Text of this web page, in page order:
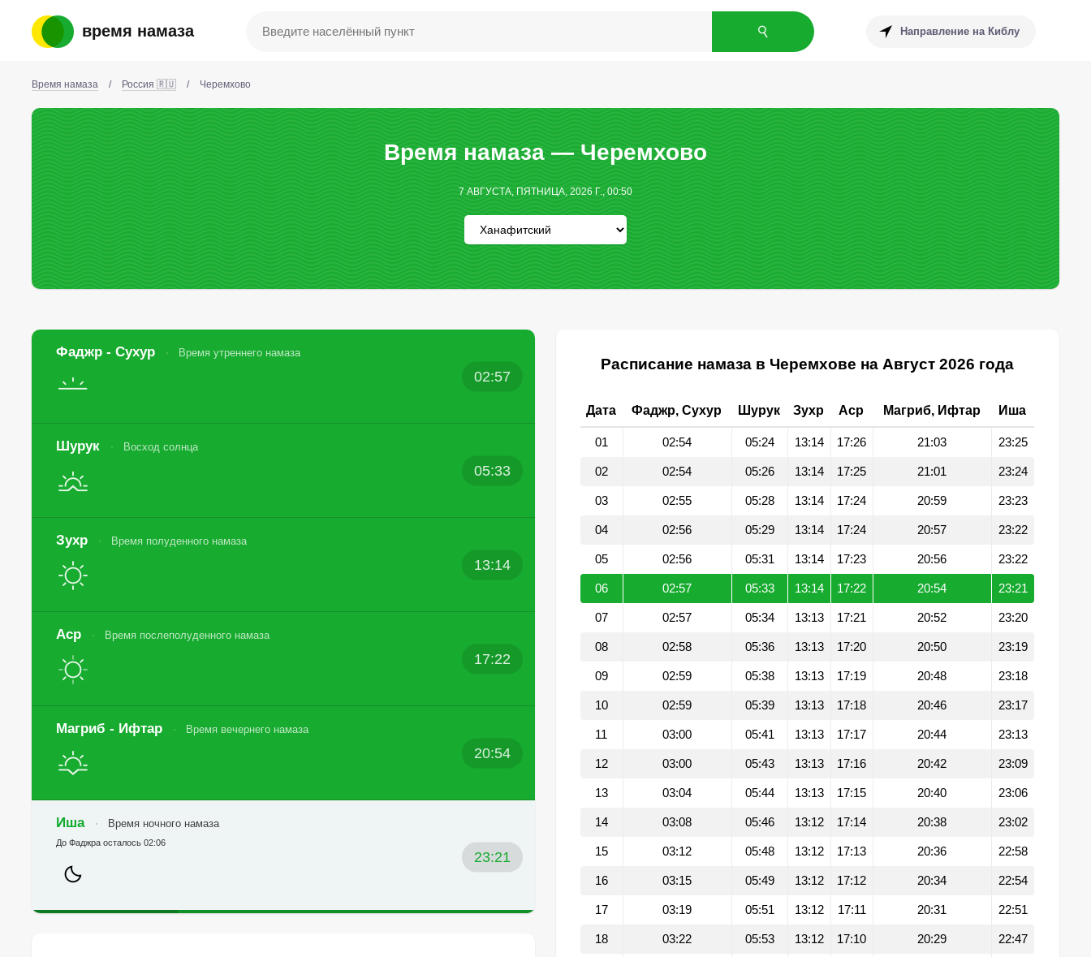
время намаза Направление на Киблу
Время намаза / Россия 🇷🇺 / Черемхово
Время намаза — Черемхово
7 АВГУСТА, ПЯТНИЦА, 2026 Г., 00:50
Фаджр - Сухур Время утреннего намаза
02:57
Шурук Восход солнца
05:33
Зухр Время полуденного намаза
13:14
Аср Время послеполуденного намаза
17:22
Магриб - Ифтар Время вечернего намаза
20:54
Иша Время ночного намаза
23:21
До Фаджра осталось 02:06
Расписание намаза в Черемхове на Август 2026 года
Дата Фаджр, Сухур Шурук Зухр Аср Магриб, Ифтар Иша
01 02:54 05:24 13:14 17:26 21:03 23:25
02 02:54 05:26 13:14 17:25 21:01 23:24
03 02:55 05:28 13:14 17:24 20:59 23:23
04 02:56 05:29 13:14 17:24 20:57 23:22
05 02:56 05:31 13:14 17:23 20:56 23:22
06 02:57 05:33 13:14 17:22 20:54 23:21
07 02:57 05:34 13:13 17:21 20:52 23:20
08 02:58 05:36 13:13 17:20 20:50 23:19
09 02:59 05:38 13:13 17:19 20:48 23:18
10 02:59 05:39 13:13 17:18 20:46 23:17
11 03:00 05:41 13:13 17:17 20:44 23:13
12 03:00 05:43 13:13 17:16 20:42 23:09
13 03:04 05:44 13:13 17:15 20:40 23:06
14 03:08 05:46 13:12 17:14 20:38 23:02
15 03:12 05:48 13:12 17:13 20:36 22:58
16 03:15 05:49 13:12 17:12 20:34 22:54
17 03:19 05:51 13:12 17:11 20:31 22:51
18 03:22 05:53 13:12 17:10 20:29 22:47